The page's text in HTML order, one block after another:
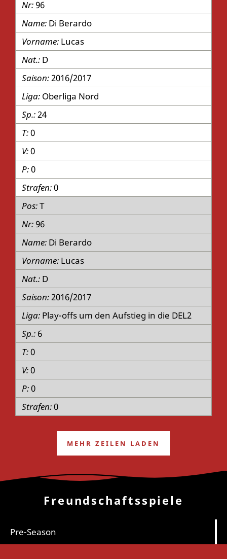
96
Di Berardo
Lucas
D
2016/2017
Oberliga Nord
24
0
0
0
0
T
96
Di Berardo
Lucas
D
2016/2017
Play-offs um den Aufstieg in die DEL2
6
0
0
0
0
MEHR ZEILEN LADEN
Freundschaftsspiele
Pre-Season